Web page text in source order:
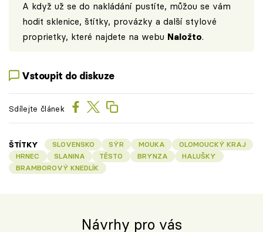
A když už se do nakládání pustíte, můžou se vám
hodit sklenice, štítky, provázky a další stylové
proprietky, které najdete na webu Naložto.
Vstoupit do diskuze
Sdílejte článek
ŠTÍTKY SLOVENSKO SÝR MOUKA
OLOMOUCKÝ KRAJ
HRNEC
SLANINA TĚSTO BRYNZA
HALUŠKY
BRAMBOROVÝ KNEDLÍK
Návrhy pro vás